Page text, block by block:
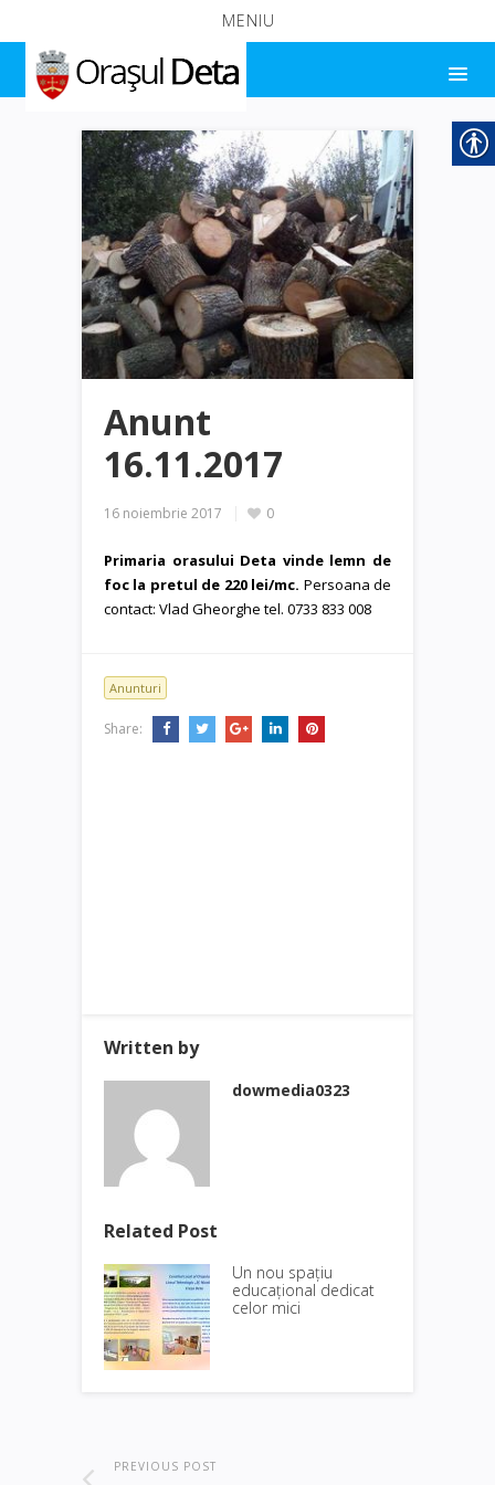
MENIU
Anunt
16.11.2017
16 noiembrie 2017 0
Primaria orasului Deta vinde lemn de
foc la pretul de 220 lei/mc. Persoana de
contact: Vlad Gheorghe tel. 0733 833 008
Anunturi
Share:
Written by
dowmedia0323
Related Post
Un nou spațiu
educațional dedicat
celor mici
PREVIOUS POST